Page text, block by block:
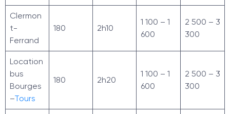
Clermon
t-
Ferrand
180 2h10
1 100 – 1
600
2 500 – 3
300
Location
bus
Bourges
–Tours
180 2h20
1 100 – 1
600
2 500 – 3
300